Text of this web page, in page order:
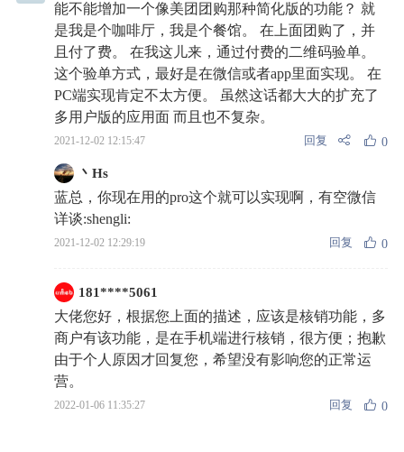
能不能增加一个像美团团购那种简化版的功能？ 就
是我是个咖啡厅，我是个餐馆。 在上面团购了，并
且付了费。 在我这儿来，通过付费的二维码验单。
这个验单方式，最好是在微信或者app里面实现。 在
PC端实现肯定不太方便。 虽然这话都大大的扩充了
多用户版的应用面 而且也不复杂。
2021-12-02 12:15:47 回复 0
丶Hs
蓝总，你现在用的pro这个就可以实现啊，有空微信
详谈:shengli:
2021-12-02 12:29:19 回复 0
181****5061
大佬您好，根据您上面的描述，应该是核销功能，多
商户有该功能，是在手机端进行核销，很方便；抱歉
由于个人原因才回复您，希望没有影响您的正常运
营。
2022-01-06 11:35:27 回复 0